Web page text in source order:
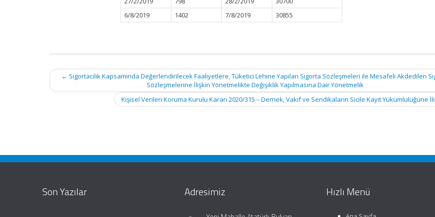
6/8/2019
1402 7/8/2019 30855
Post
navigation
← Sigortacılık Kapsamında Değerlendirilecek Faaliyetlere, Tüketici Lehine Yapılan Sigorta Sözleşmeleri ile Mesafeli Akdedilen
Sözleşmelerine İlişkin Yönetmelikte Değişiklik Yapılmasına Dair Yönetmelik
Kişisel Verileri Koruma Kurulu Kararı 2020/315 – Dernek, Vakıf ve Sendikaların Sicile Kayıt Yükümlülüğüne
Son Yazılar Adresimiz Hızlı Menü